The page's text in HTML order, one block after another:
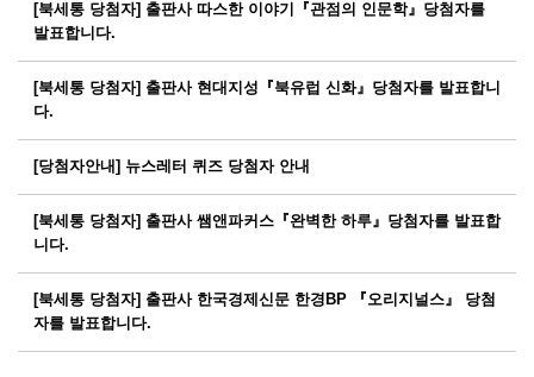
[북세통 당첨자] 출판사 따스한 이야기『관점의 인문학』당첨자를
발표합니다.
[북세통 당첨자] 출판사 현대지성『북유럽 신화』당첨자를 발표합니
다.
[당첨자안내] 뉴스레터 퀴즈 당첨자 안내
[북세통 당첨자] 출판사 쌤앤파커스『완벽한 하루』당첨자를 발표합
니다.
[북세통 당첨자] 출판사 한국경제신문 한경BP 『오리지널스』 당첨
자를 발표합니다.